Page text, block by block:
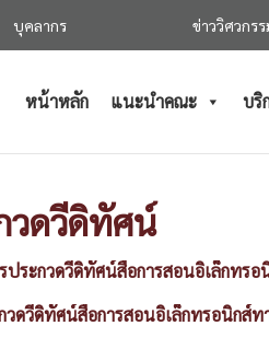
บุคลากร ข่าววิศวกร
หน้าหลัก แนะนำคณะ บริ
วดวีดิทัศน์
ประกวดวีดิทัศน์สื่อการสอนอิเล็กท
วดวีดิทัศน์สื่อการสอนอิเล็กทรอนิก